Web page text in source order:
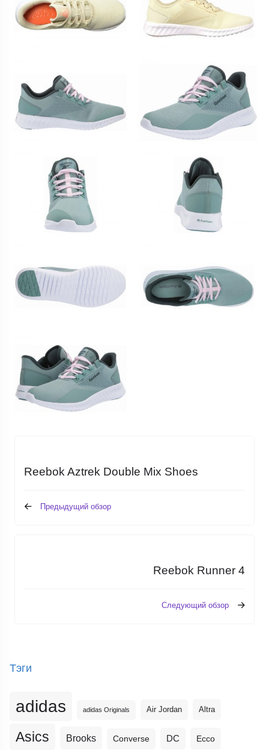
Reebok Aztrek Double Mix Shoes
Предыдущий обзор
Reebok Runner 4
Следующий обзор
Тэги
adidas adidas Originals Air Jordan Altra
Asics Brooks Converse DC Ecco